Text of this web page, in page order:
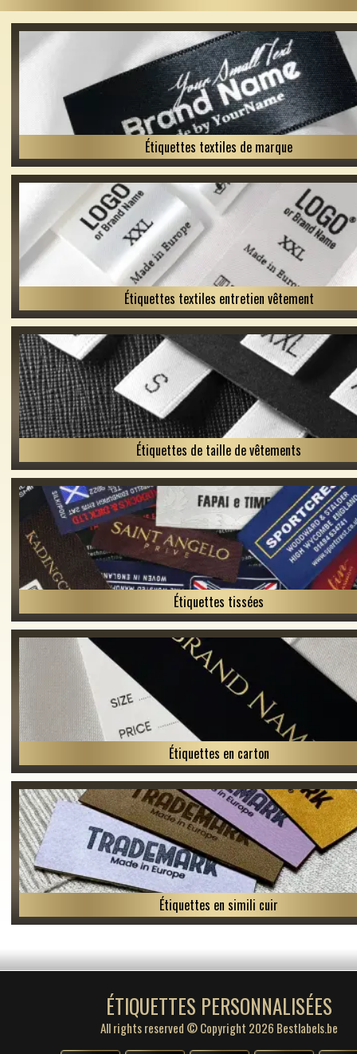
Étiquettes textiles de marque
Étiquettes textiles entretien vêtement
Étiquettes de taille de vêtements
Étiquettes tissées
Étiquettes en carton
Étiquettes en simili cuir
ÉTIQUETTES PERSONNALISÉES
All rights reserved © Copyright 2026 Bestlabels.be